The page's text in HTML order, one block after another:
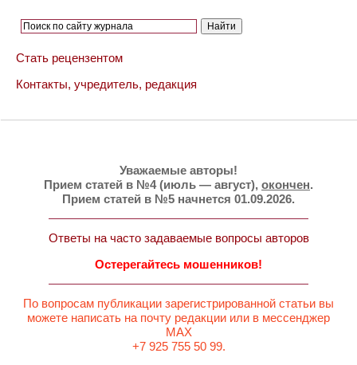
Стать рецензентом
Контакты, учредитель, редакция
Уважаемые авторы!
Прием статей в №4 (июль — август), окончен.
Прием статей в №5 начнется 01.09.2026.
Ответы на часто задаваемые вопросы авторов
Остерегайтесь мошенников!
По вопросам публикации зарегистрированной статьи вы
можете написать на почту редакции или в мессенджер
MAX
+7 925 755 50 99.